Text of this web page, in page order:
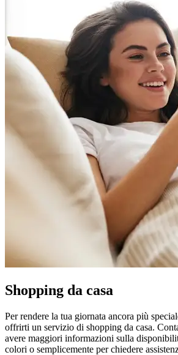
Shopping da casa
Per rendere la tua giornata ancora più
offrirti un servizio di shopping da casa.
avere maggiori informazioni sulla
colori o semplicemente per chiedere